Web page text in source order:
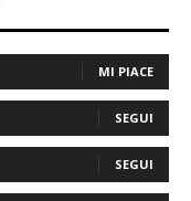
MI PIACE
SEGUI
SEGUI